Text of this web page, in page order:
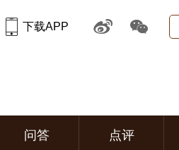
下载APP
问答 点评